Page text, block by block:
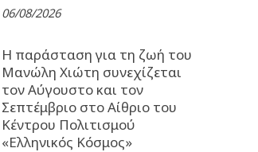
06/08/2026
Η παράσταση για τη ζωή του
Μανώλη Χιώτη συνεχίζεται
τον Αύγουστο και τον
Σεπτέμβριο στο Αίθριο του
Κέντρου Πολιτισμού
«Ελληνικός Κόσμος»